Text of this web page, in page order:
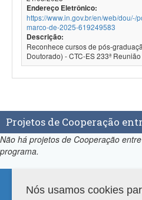
Endereço Eletrônico:
https://www.in.gov.br/en/web/
marco-de-2025-619249583
Descrição:
Reconhece cursos de pós-
Doutorado) - CTC-ES 233ª Reunião
Projetos de Cooperação
Não há projetos de Cooperação
programa.
Nós usamos cookies